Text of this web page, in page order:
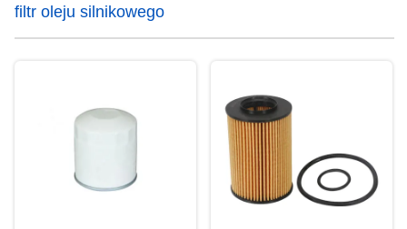
filtr oleju silnikowego